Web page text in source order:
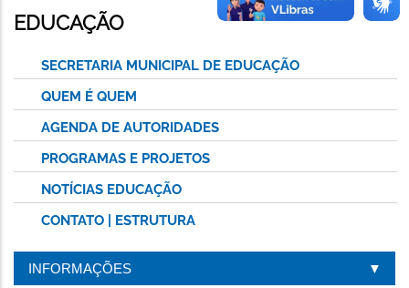
ESTA
PÁGINA
EDUCAÇÃO
SECRETARIA MUNICIPAL DE EDUCAÇÃO
QUEM É QUEM
AGENDA DE AUTORIDADES
PROGRAMAS E PROJETOS
NOTÍCIAS EDUCAÇÃO
CONTATO | ESTRUTURA
INFORMAÇÕES